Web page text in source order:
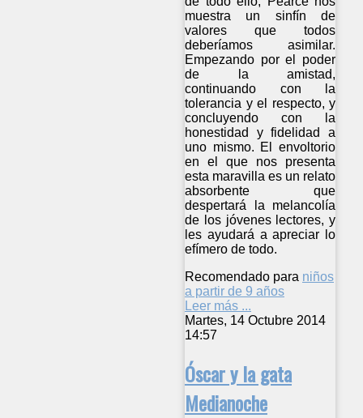
muestra un sinfín de
valores que todos
deberíamos asimilar.
Empezando por el poder
de la amistad,
continuando con la
tolerancia y el respecto, y
concluyendo con la
honestidad y fidelidad a
uno mismo. El envoltorio
en el que nos presenta
esta maravilla es un relato
absorbente que
despertará la melancolía
de los jóvenes lectores, y
les ayudará a apreciar lo
efímero de todo.
Recomendado para niños
a partir de 9 años
Leer más ...
Martes, 14 Octubre 2014
14:57
Óscar y la gata
Medianoche